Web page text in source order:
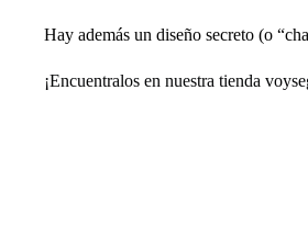
Hay además un diseño secreto (o
¡Encuentralos en nuestra tienda